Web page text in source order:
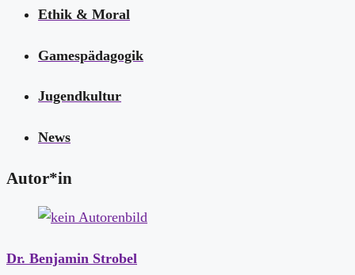
Ethik & Moral
Gamespädagogik
Jugendkultur
News
Autor*in
Dr. Benjamin Strobel